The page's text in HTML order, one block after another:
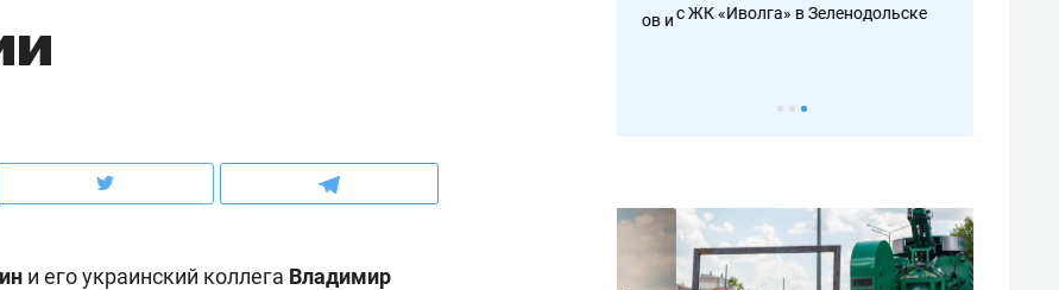
и его украинский коллега Владимир
налогах и развитии без кредитов
с ЖК «Иволга» в Зеленодольске